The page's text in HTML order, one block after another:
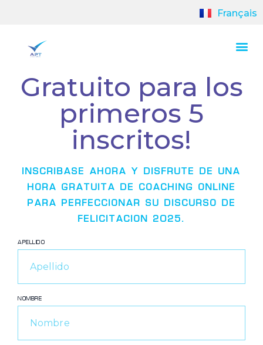
Français
Gratuito para los
primeros 5
inscritos!
INSCRIBASE AHORA Y DISFRUTE DE UNA
HORA GRATUITA DE COACHING ONLINE
PARA PERFECCIONAR SU DISCURSO DE
FELICITACION 2025.
APELLIDO
NOMBRE